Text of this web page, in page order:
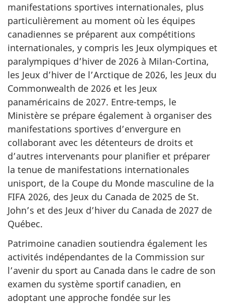
manifestations sportives internationales, plus
particulièrement au moment où les équipes
canadiennes se préparent aux compétitions
internationales, y compris les Jeux olympiques et
paralympiques d’hiver de 2026 à Milan-Cortina,
les Jeux d’hiver de l’Arctique de 2026, les Jeux du
Commonwealth de 2026 et les Jeux
panaméricains de 2027. Entre-temps, le
Ministère se prépare également à organiser des
manifestations sportives d’envergure en
collaborant avec les détenteurs de droits et
d’autres intervenants pour planifier et préparer
la tenue de manifestations internationales
unisport, de la Coupe du Monde masculine de la
FIFA 2026, des Jeux du Canada de 2025 de St.
John’s et des Jeux d’hiver du Canada de 2027 de
Québec.
Patrimoine canadien soutiendra également les
activités indépendantes de la Commission sur
l’avenir du sport au Canada dans le cadre de son
examen du système sportif canadien, en
adoptant une approche fondée sur les